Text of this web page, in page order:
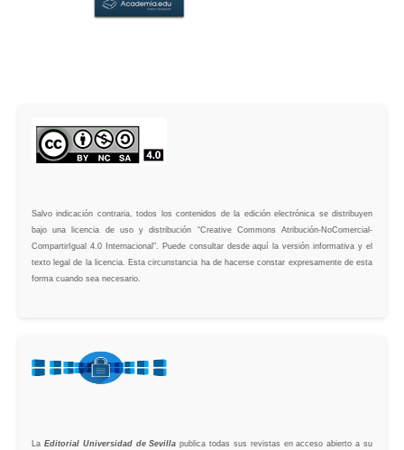
Salvo indicación contraria, todos los contenidos de la edición electrónica se distribuyen
bajo una licencia de uso y distribución “Creative Commons Atribución-NoComercial-
CompartirIgual 4.0 Internacional”. Puede consultar desde aquí la versión informativa y el
texto legal de la licencia. Esta circunstancia ha de hacerse constar expresamente de esta
forma cuando sea necesario.
La Editorial Universidad de Sevilla publica todas sus revistas en acceso abierto a su